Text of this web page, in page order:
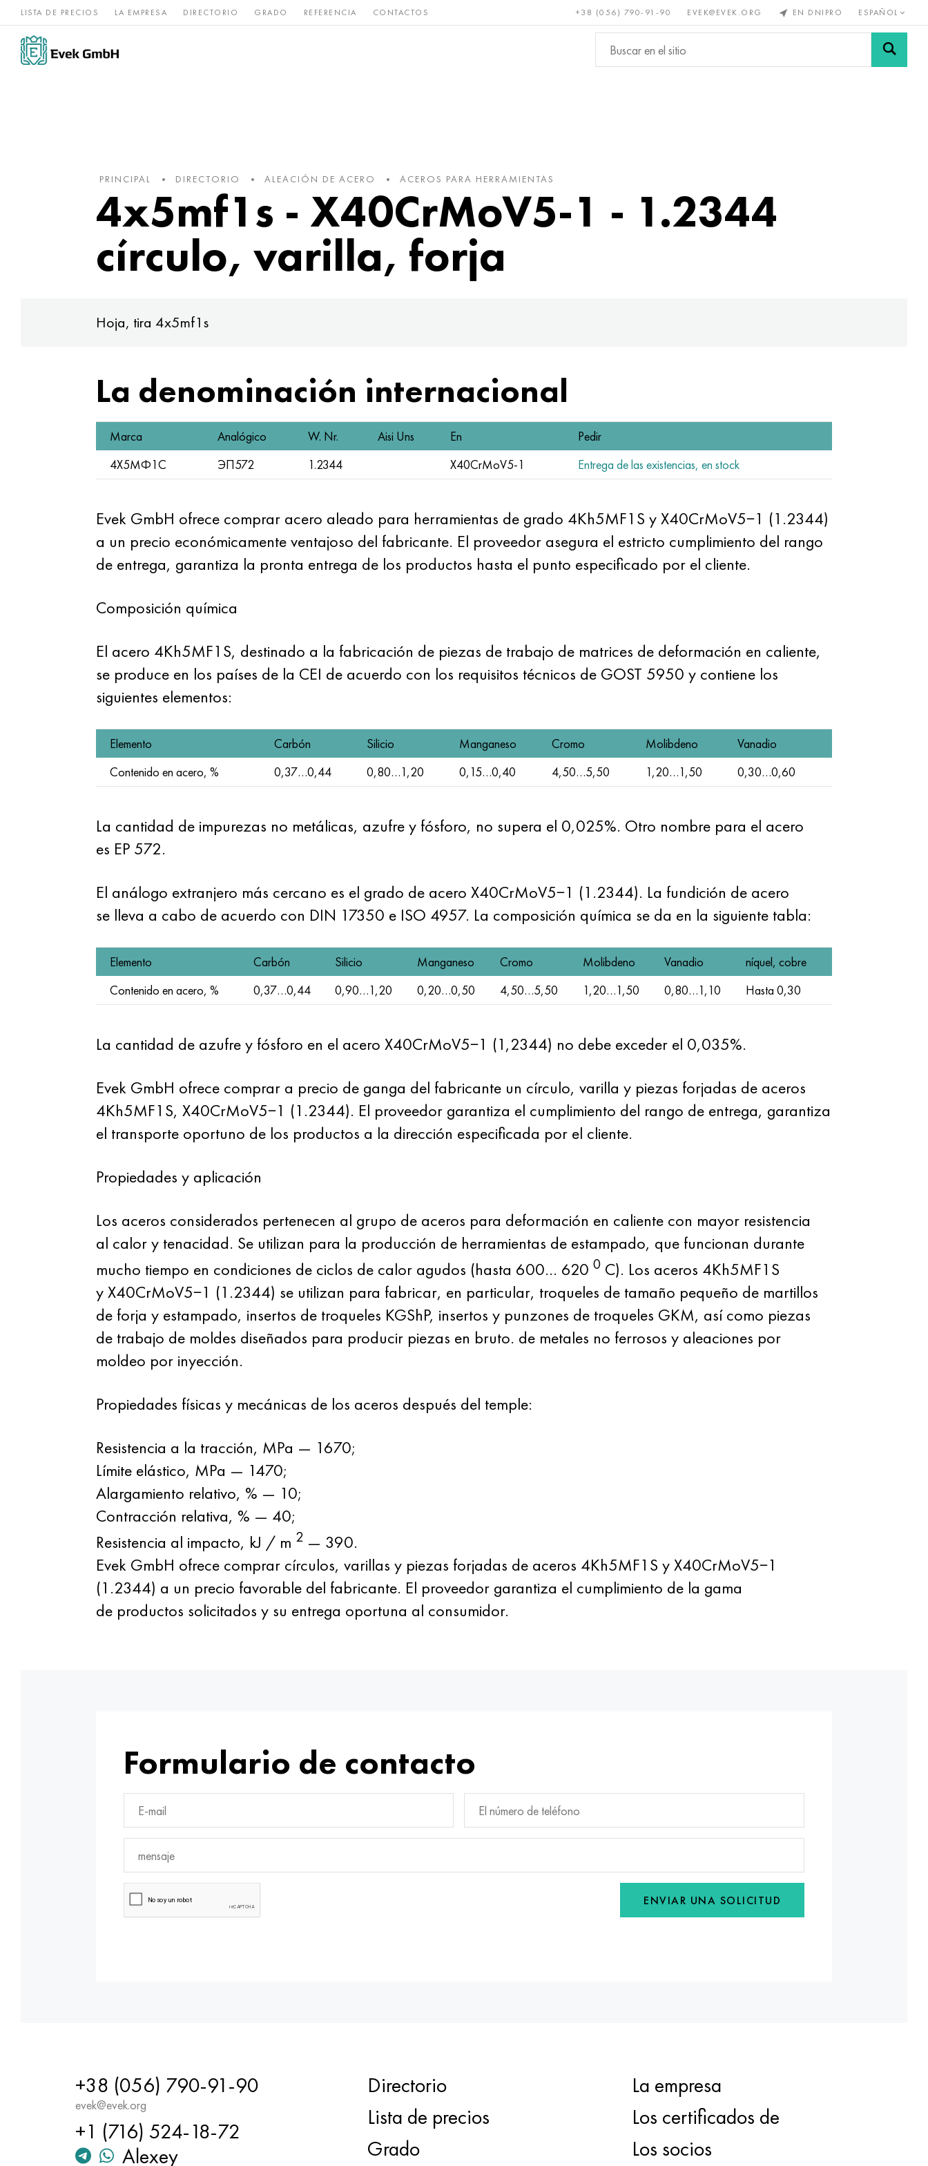
LISTA DE PRECIOS LA EMPRESA DIRECTORIO GRADO REFERENCIA CONTACTOS +38 (056) 790-91-90 EVEK@EVEK.ORG EN DNIPRO ESPAÑOL
Aleaciones de
níquel
acero Raro y Bronce, cobre, Metales no
ferrosos
Aleación de Mallas y
PRINCIPAL DIRECTORIO ALEACIÓN DE ACERO ACEROS PARA HERRAMIENTAS
4x5mf1s - X40CrMoV5-1 - 1.2344
círculo, varilla, forja
Hoja, tira 4x5mf1s
La denominación internacional
Marca Analógico W. Nr. Aisi Uns En
Pedir
4Х5МФ1С
ЭП572 1.2344 X40CrMoV5-1 Entrega de las existencias, en stock
Evek GmbH ofrece comprar acero aleado para herramientas de grado 4Kh5MF1S y X40CrMoV5−1 (1.2344)
a un precio económicamente ventajoso del fabricante. El proveedor asegura el estricto cumplimiento del rango
de entrega, garantiza la pronta entrega de los productos hasta el punto especificado por el cliente.
Composición química
El acero 4Kh5MF1S, destinado a la fabricación de piezas de trabajo de matrices de deformación en caliente,
se produce en los países de la CEI de acuerdo con los requisitos técnicos de GOST 5950 y contiene los
siguientes elementos:
Elemento Carbón Silicio Manganeso Cromo Molibdeno
Vanadio
Contenido en acero, %
0,37…0,44 0,80…1,20 0,15…0,40 4,50…5,50 1,20…1,50 0,30…0,60
La cantidad de impurezas no metálicas, azufre y fósforo, no supera el 0,025%. Otro nombre para el acero
es EP 572.
El análogo extranjero más cercano es el grado de acero X40CrMoV5−1 (1.2344). La fundición de acero
se lleva a cabo de acuerdo con DIN 17350 e ISO 4957. La composición química se da en la siguiente tabla:
Elemento Carbón Silicio Manganeso Cromo Molibdeno Vanadio
níquel, cobre
Contenido en acero, %
0,37…0,44 0,90…1,20 0,20…0,50 4,50…5,50 1,20…1,50 0,80…1,10 Hasta 0,30
La cantidad de azufre y fósforo en el acero X40CrMoV5−1 (1,2344) no debe exceder el 0,035%.
Evek GmbH ofrece comprar a precio de ganga del fabricante un círculo, varilla y piezas forjadas de aceros
4Kh5MF1S, X40CrMoV5−1 (1.2344). El proveedor garantiza el cumplimiento del rango de entrega, garantiza
el transporte oportuno de los productos a la dirección especificada por el cliente.
Propiedades y aplicación
Los aceros considerados pertenecen al grupo de aceros para deformación en caliente con mayor resistencia
al calor y tenacidad. Se utilizan para la producción de herramientas de estampado, que funcionan durante
mucho tiempo en condiciones de ciclos de calor agudos (hasta 600… 620 0C). Los aceros 4Kh5MF1S
y X40CrMoV5−1 (1.2344) se utilizan para fabricar, en particular, troqueles de tamaño pequeño de martillos
de forja y estampado, insertos de troqueles KGShP, insertos y punzones de troqueles GKM, así como piezas
de trabajo de moldes diseñados para producir piezas en bruto. de metales no ferrosos y aleaciones por
moldeo por inyección.
Propiedades físicas y mecánicas de los aceros después del temple:
Resistencia a la tracción, MPa — 1670;
Límite elástico, MPa — 1470;
Alargamiento relativo, % — 10;
Contracción relativa, % — 40;
Resistencia al impacto, kJ / m 2— 390.
Evek GmbH ofrece comprar círculos, varillas y piezas forjadas de aceros 4Kh5MF1S y X40CrMoV5−1
(1.2344) a un precio favorable del fabricante. El proveedor garantiza el cumplimiento de la gama
de productos solicitados y su entrega oportuna al consumidor.
Formulario de contacto
ENVIAR UNA SOLICITUD
+38 (056) 790-91-90
evek@evek.org
+1 (716) 524-18-72
Alexey
Directorio
Lista de precios
Grado
La empresa
Los certificados de
Los socios